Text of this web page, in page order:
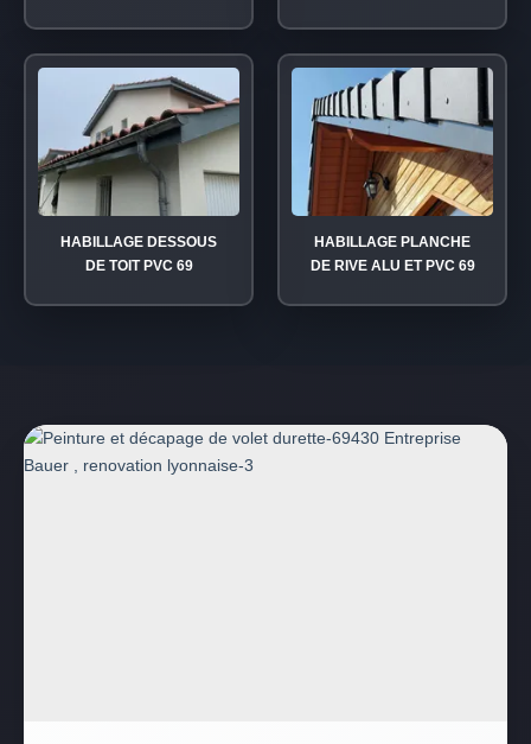
HABILLAGE DESSOUS
DE TOIT PVC 69
HABILLAGE PLANCHE
DE RIVE ALU ET PVC 69